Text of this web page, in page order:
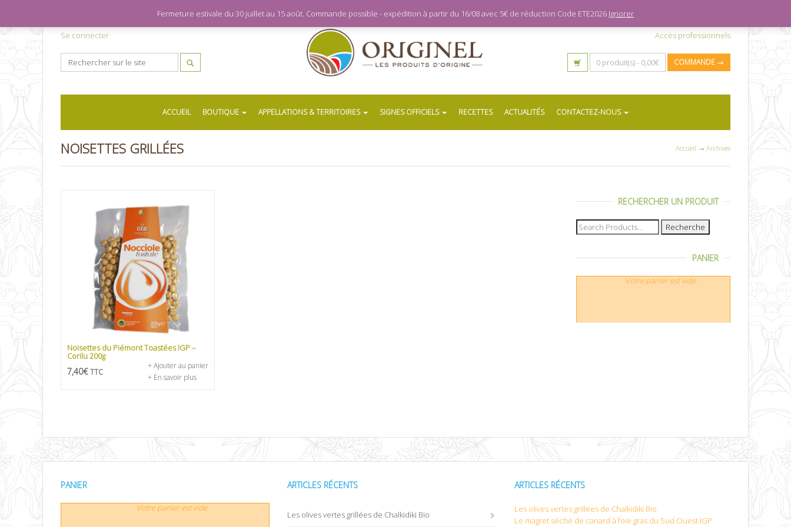
Se connecter Accès professionnels
0 produit(s) - 0,00€ COMMANDE →
ACCUEIL BOUTIQUE APPELLATIONS & TERRITOIRES SIGNES OFFICIELS RECETTES ACTUALITÉS CONTACTEZ-NOUS
NOISETTES GRILLÉES Accueil → Archives
Noisettes du Piémont Toastées IGP –
Corilu 200g
7,40€ TTC
+ Ajouter au panier
+ En savoir plus
RECHERCHER UN PRODUIT
Recherche
pour :
PANIER
Votre panier est vide.
PANIER
Votre panier est vide.
ARTICLES RÉCENTS
Les olives vertes grillées de Chalkidiki Bio
ARTICLES RÉCENTS
Les olives vertes grillées de Chalkidiki Bio
Le magret séché de canard à foie gras du Sud Ouest IGP
Fermeture estivale du 30 juillet au 15 août. Commande possible - expédition à partir du 16/08 avec 5€ de réduction Code ETE2026 Ignorer